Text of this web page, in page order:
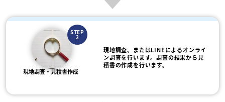
STEP
2
現地調査・見積書作成
現地調査、またはLINEによるオンライ
ン調査を行います。調査の結果から見
積書の作成を行います。